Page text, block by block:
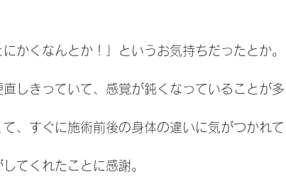
かくなんとか！」というお気持ちだったとか。
しきっていて、感覚が鈍くなっていることが多
、すぐに施術前後の身体の違いに気がつかれて
てくれたことに感謝。